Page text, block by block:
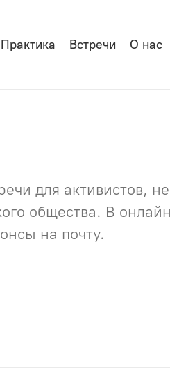
Практика Встречи О нас
для активистов,
общества. В
на почту.